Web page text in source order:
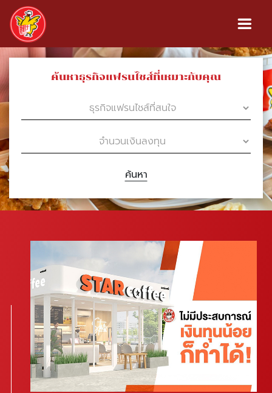
ค้นหาธุรกิจแฟรนไชส์ที่เหมาะกับคุณ
ค้นหา